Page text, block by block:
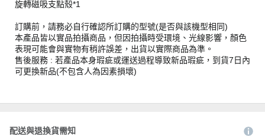
旋轉磁吸支點殼*1
訂購前，請務必自行確認所訂購的型號(是否與該機型相同)
本產品皆以實品拍攝商品，但因拍攝時受環境、光線影響，顏色
表現可能會與實物有稍許誤差，出貨以實際商品為準。
售後服務 : 若產品本身瑕疵或運送過程導致新品瑕疵，到貨7日內
可更換新品(不包含人為因素損壞)
配送與退換貨需知